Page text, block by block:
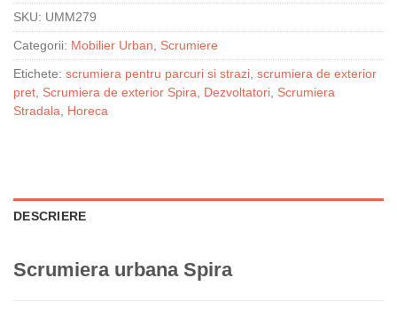
SKU: UMM279
Categorii: Mobilier Urban Scrumiere
Etichete: scrumiera pentru parcuri si strazi scrumiera de exterior
pret Scrumiera de exterior Spira Dezvoltatori Scrumiera
Stradala
Horeca
DESCRIERE
Scrumiera urbana Spira